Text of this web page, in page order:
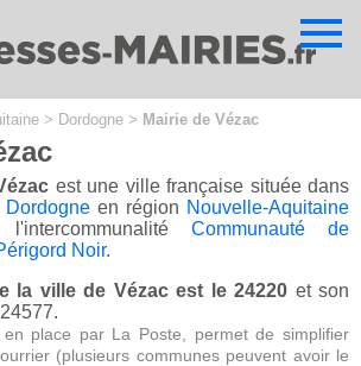
> Dordogne > Mairie de Vézac
est une ville française située dans
Dordogneen région Nouvelle-Aquitaine
Communauté de
Noir.
la ville de Vézac est le 24220 et son
place par La Poste, permet de simplifier
(plusieurs communes peuvent avoir le
panel